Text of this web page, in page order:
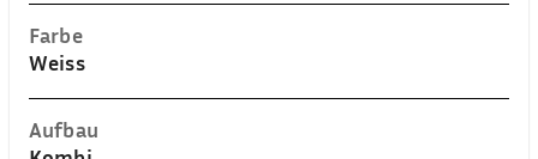
Farbe
Weiss
Aufbau